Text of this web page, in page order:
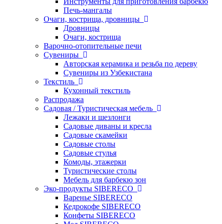
Печь-мангалы
Очаги, кострища, дровницы
Дровницы
Очаги, кострища
Варочно-отопительные печи
Сувениры
Авторская керамика и резьба по дереву
Сувениры из Узбекистана
Текстиль
Кухонный текстиль
Распродажа
Садовая / Туристическая мебель
Лежаки и шезлонги
Садовые диваны и кресла
Садовые скамейки
Садовые столы
Садовые стулья
Комоды, этажерки
Туристические столы
Мебель для барбекю зон
Эко-продукты SIBERECO
Варенье SIBERECO
Кедрокофе SIBERECO
Конфеты SIBERECO